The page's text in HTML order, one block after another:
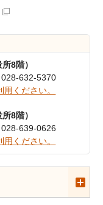
8階）
632-5370
ください。
8階）
639-0626
ください。